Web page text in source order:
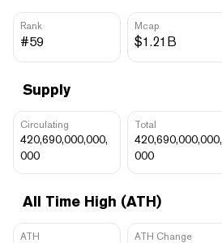
Rank
#59
Mcap
$1.21B
Supply
Circulating
420,690,000,000,
000
Total
420,690,000,000,
000
All Time High (ATH)
ATH ATH Change